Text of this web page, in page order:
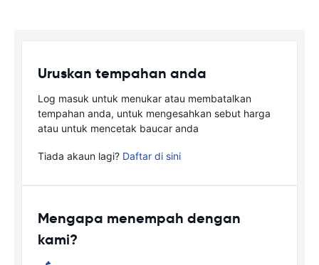
Uruskan tempahan anda
Log masuk untuk menukar atau membatalkan
tempahan anda, untuk mengesahkan sebut harga
atau untuk mencetak baucar anda
Tiada akaun lagi? Daftar di sini
Mengapa menempah dengan
kami?